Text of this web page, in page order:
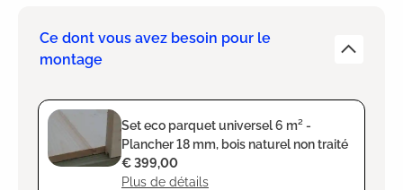
Ce dont vous avez besoin pour le
montage
Set eco parquet universel 6 m² -
Plancher 18 mm, bois naturel non traité
Plus de détails
€ 399,00